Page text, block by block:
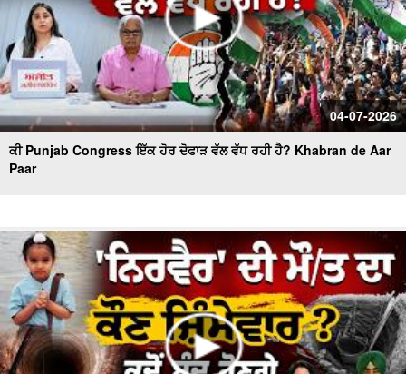
04-07-2026
ਕੀ Punjab Congress ਇੱਕ ਹੋਰ ਦੋਫਾੜ ਵੱਲ ਵੱਧ ਰਹੀ ਹੈ? Khabran de Aar
Paar